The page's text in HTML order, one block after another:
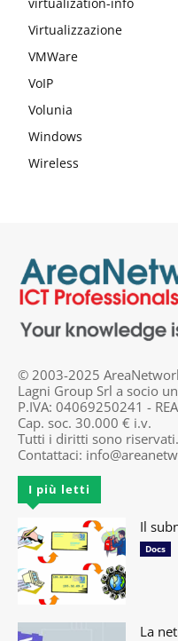
Virtualizzazione
VMWare
VoIP
Volunia
Windows
Wireless
© 2003-2025
Lagni Group Srl a socio
P.IVA: 04069250241 -
Cap. soc. 30.000 € i.v.
Tutti i diritti sono riservati.
Contattaci:
I più letti
Il
Docs
La